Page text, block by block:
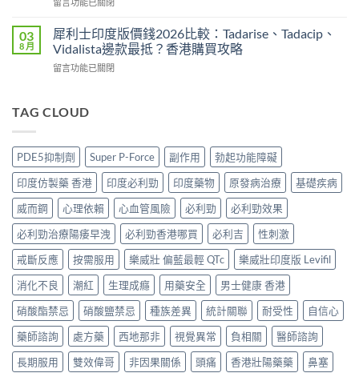
網
攻
略：
貨
點
＋
3
招
辨
別
假〉
中
買
貨？
2026
錢、
與
攻
略〉
中
P-
藍
P
港
買
2026
雙
效
偉
價
錢、
效
果
與
購
買
攻
略〉
中
利
勁
印
度
60
邊
度
買
正
貨？
2026
價
錢、
效
果
與
購
買
攻
略〉
中
留言功能已關閉
03
8 月
犀利士印度版價錢2026比較：Tadarise、Tadacip、
Vidalista邊款最抵？香港購買攻略
在
士
版
價
錢
2026
比
較：
Tadarise、
Tadacip、
Vidalista
邊
款
最
抵？
香
港
購
買
留言功能已關閉
TAG CLOUD
PDE5抑制劑 Super P-Force 副作用
勃起功能障礙
印度仿製藥 香港
印度必利勁 印度藥物 原發病治療
基礎疾病
威而鋼
心理依賴 心血管風險 必利勁
必利勁效果
必利勁治療陽痿早洩
必利勁香港哪買 必利吉
性刺激
戒斷反應
按需服用 樂威壯 偏藍最輕 QTc
樂威壯印度版 Levifil
消化不良
潮紅 生理成癮 用藥安全
男士健康 香港
硝酸酯禁忌
硝酸鹽禁忌 種族差異 統計關聯 耐受性
自信心
藥師諮詢
處方藥 西地那非 視覺異常 負相關
醫師諮詢
長期服用
雙效偉哥 非因果關係 頭痛 香港壯陽藥藥 鼻塞